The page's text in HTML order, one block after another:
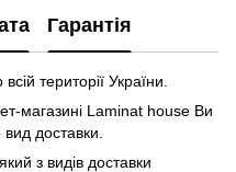
Гарантія
території України.
магазині Laminat house Ви
доставки.
з видів доставки